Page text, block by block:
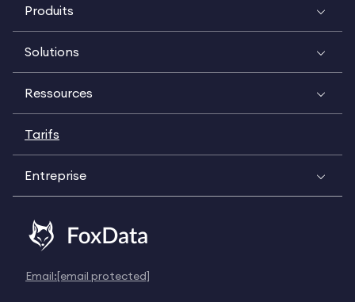
Produits
Solutions
Ressources
Tarifs
Entreprise
Email:[email protected]